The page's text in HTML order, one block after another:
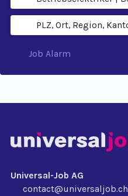
Job Alarm
Universal-Job AG
contact@universaljob.ch